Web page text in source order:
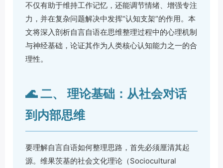
不仅有助于维持工作记忆，还能调节情绪、增强专注
力，并在复杂问题解决中发挥“认知支架”的作用。本
文将深入剖析自言自语在思维整理过程中的心理机制
与神经基础，论证其作为人类核心认知能力之一的合
理性。
🌊 二、 理论基础：从社会对话
到内部思维
要理解自言自语如何整理思路，首先必须厘清其起
源。维果茨基的社会文化理论（Sociocultural